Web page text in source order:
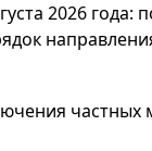
2026 года:
частных